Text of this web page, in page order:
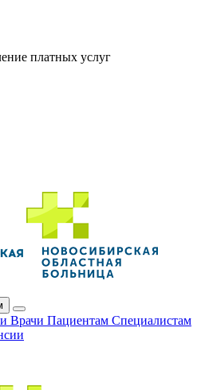
платных услуг
Врачи Пациентам Специалистам